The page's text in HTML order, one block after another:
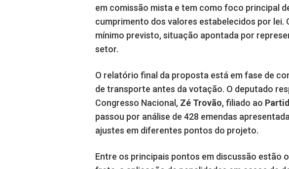
em comissão mista e tem como foco principal
cumprimento dos valores estabelecidos por
mínimo previsto, situação apontada por
setor.
O relatório final da proposta está em fase de
de transporte antes da votação. O deputado
Congresso Nacional, Zé Trovão, filiado ao
passou por análise de 428 emendas
ajustes em diferentes pontos do projeto.
Entre os principais pontos em discussão estão